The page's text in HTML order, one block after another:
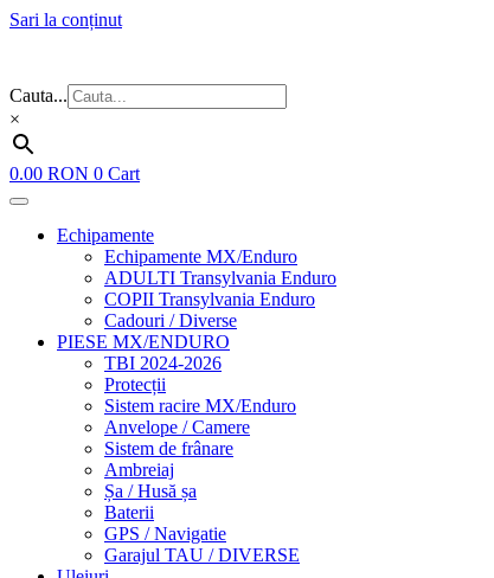
Sari la conținut
Cauta...
×
0.00 RON 0 Cart
Echipamente
Echipamente MX/Enduro
ADULTI Transylvania Enduro
COPII Transylvania Enduro
Cadouri / Diverse
PIESE MX/ENDURO
TBI 2024-2026
Protecții
Sistem racire MX/Enduro
Anvelope / Camere
Sistem de frânare
Ambreiaj
Șa / Husă șa
Baterii
GPS / Navigatie
Garajul TAU / DIVERSE